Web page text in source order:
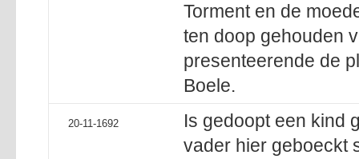
Torment en de
ten doop gehouden
presenteerende de
Boele.
20-11-1692
Is gedoopt een kind
vader hier geboeckt